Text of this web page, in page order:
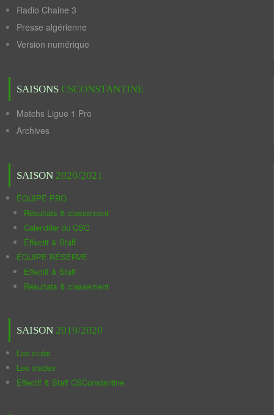
Radio Chaine 3
Presse algérienne
Version numérique
SAISONS CSCONSTANTINE
Matchs Ligue 1 Pro
Archives
SAISON 2020/2021
ÉQUIPE PRO
Résultats & classement
Calendrier du CSC
Effectif & Staff
ÉQUIPE RÉSERVE
Effectif & Staff
Résultats & classement
SAISON 2019/2020
Les clubs
Les stades
Effectif & Staff CSConstantine